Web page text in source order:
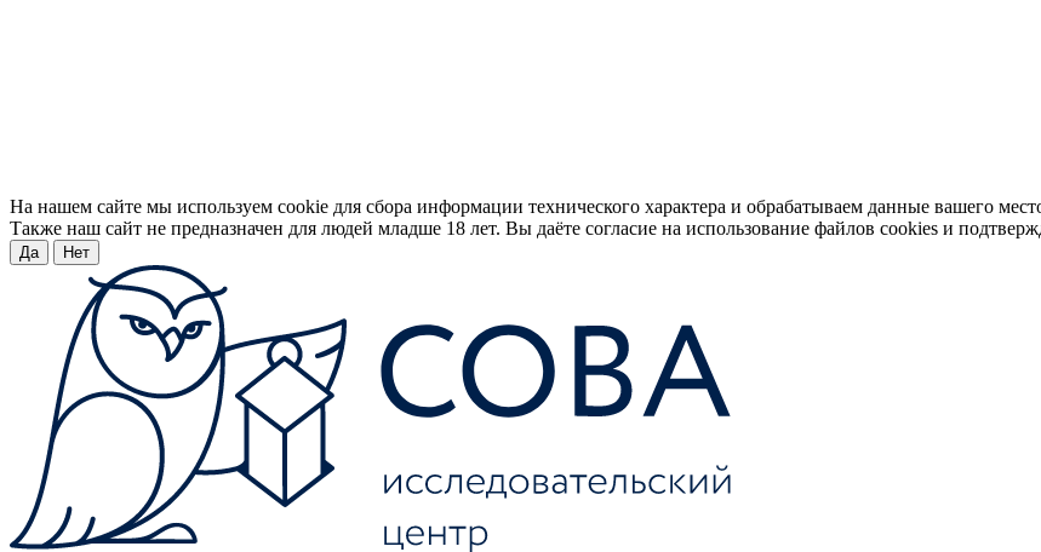
На нашем сайте мы используем cookie для сбора информации технического характера и обрабатываем данные вашего
Также наш сайт не предназначен для людей младше 18 лет. Вы даёте согласие на использование файлов cookies и
Да Нет